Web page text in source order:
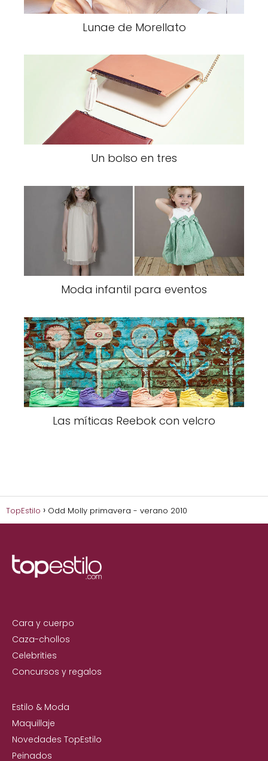
Lunae de Morellato
Un bolso en tres
Moda infantil para eventos
Las míticas Reebok con velcro
TopEstilo Odd Molly primavera - verano 2010
Cara y cuerpo
Caza-chollos
Celebrities
Concursos y regalos
Estilo & Moda
Maquillaje
Novedades TopEstilo
Peinados